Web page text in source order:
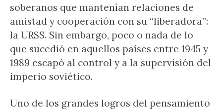
soberanos que mantenían relaciones de
amistad y cooperación con su “liberadora”:
la URSS. Sin embargo, poco o nada de lo
que sucedió en aquellos países entre 1945 y
1989 escapó al control y a la supervisión del
imperio soviético.
Uno de los grandes logros del pensamiento